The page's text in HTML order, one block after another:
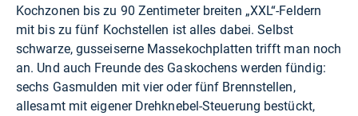
Kochzonen bis zu 90 Zentimeter breiten „XXL“-Feldern
mit bis zu fünf Kochstellen ist alles dabei. Selbst
schwarze, gusseiserne Massekochplatten trifft man noch
an. Und auch Freunde des Gaskochens werden fündig:
sechs Gasmulden mit vier oder fünf Brennstellen,
allesamt mit eigener Drehknebel-Steuerung bestückt,